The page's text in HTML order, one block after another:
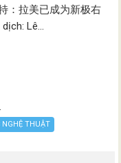
：拉美已成为新极右
Lê...
NGHỆ THUẬT